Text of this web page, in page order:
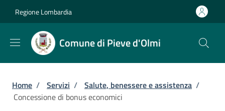
Regione Lombardia
Comune di Pieve d'Olmi
Briciole di pane
Home / Servizi / Salute, benessere e assistenza /
Concessione di bonus economici